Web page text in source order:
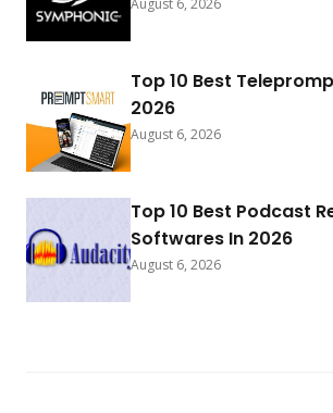
Top 10 Best
2026
August 6, 2026
Top 10 Best Podcast
Softwares In 2026
August 6, 2026